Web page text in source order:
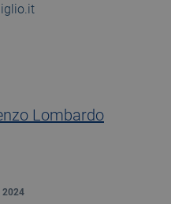
Lombardo
2024